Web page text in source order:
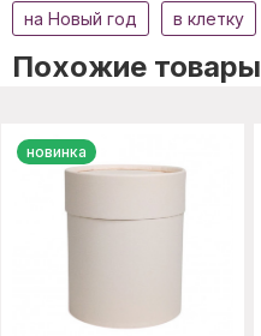
на Новый год в клетку
Похожие товары
новинка